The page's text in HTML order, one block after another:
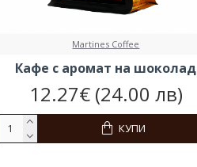
Martines Coffee
Кафе с аромат на шоколад
12.27€ (24.00 лв)
КУПИ